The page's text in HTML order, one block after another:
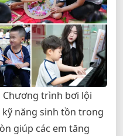
Chương trình bơi lội
năng sinh tồn trong
giúp các em tăng